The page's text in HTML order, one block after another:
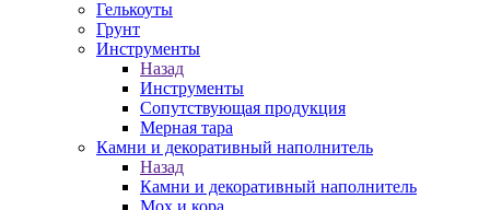
Гелькоуты
Грунт
Инструменты
Назад
Инструменты
Сопутствующая продукция
Мерная тара
Камни и декоративный наполнитель
Назад
Камни и декоративный наполнитель
Мох и кора